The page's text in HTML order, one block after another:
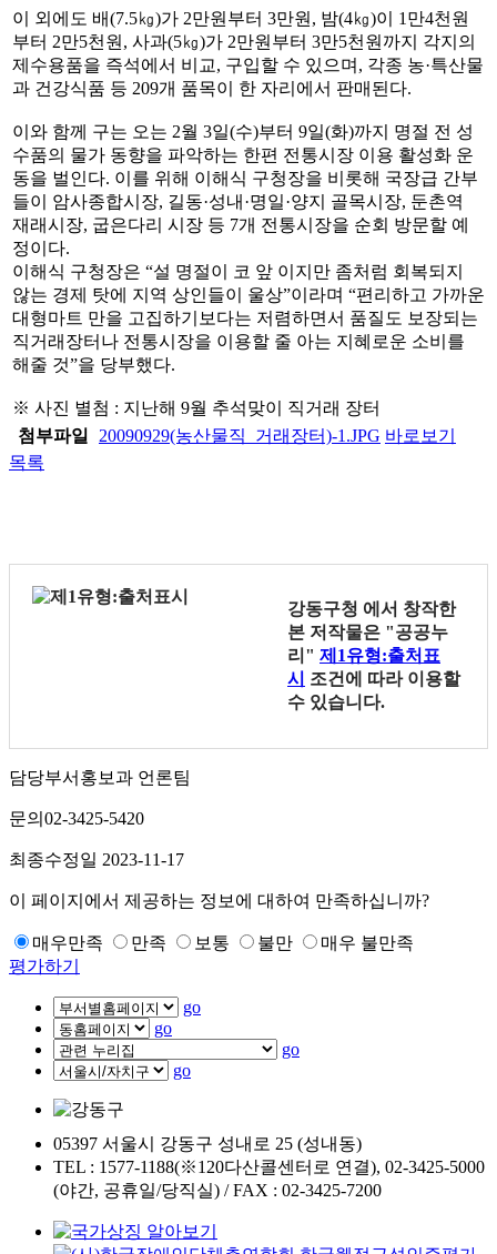
이 외에도 배(7.5㎏)가 2만원부터 3만원, 밤(4㎏)이 1만4천원
부터 2만5천원, 사과(5㎏)가 2만원부터 3만5천원까지 각지의
제수용품을 즉석에서 비교, 구입할 수 있으며, 각종 농·특산물
과 건강식품 등 209개 품목이 한 자리에서 판매된다.
이와 함께 구는 오는 2월 3일(수)부터 9일(화)까지 명절 전 성
수품의 물가 동향을 파악하는 한편 전통시장 이용 활성화 운
동을 벌인다. 이를 위해 이해식 구청장을 비롯해 국장급 간부
들이 암사종합시장, 길동·성내·명일·양지 골목시장, 둔촌역
재래시장, 굽은다리 시장 등 7개 전통시장을 순회 방문할 예
정이다.
이해식 구청장은 “설 명절이 코 앞 이지만 좀처럼 회복되지
않는 경제 탓에 지역 상인들이 울상”이라며 “편리하고 가까운
대형마트 만을 고집하기보다는 저렴하면서 품질도 보장되는
직거래장터나 전통시장을 이용할 줄 아는 지혜로운 소비를
해줄 것”을 당부했다.
※ 사진 별첨 : 지난해 9월 추석맞이 직거래 장터
첨부파일
20090929(농산물직_거래장터)-1.JPG 바로보기
목록
강동구청 에서 창작한
본 저작물은 "공공누
리" 제1유형:출처표
시
조건에 따라 이용할
수 있습니다.
담당부서 홍보과 언론팀
문의 02-3425-5420
최종수정일 2023-11-17
이 페이지에서 제공하는 정보에 대하여 만족하십니까?
매우만족 만족 보통 불만
매우 불만족
평가하기
go
go
go
go
05397 서울시 강동구 성내로 25 (성내동)
TEL : 1577-1188(※120다산콜센터로 연결), 02-3425-5000
(야간, 공휴일/당직실) / FAX : 02-3425-7200